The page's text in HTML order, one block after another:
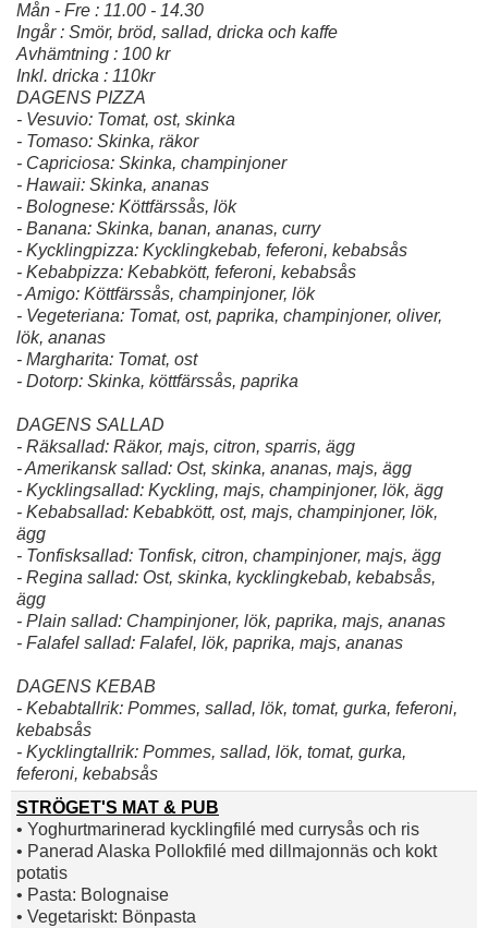
Mån - Fre : 11.00 - 14.30
Ingår : Smör, bröd, sallad, dricka och kaffe
Avhämtning : 100 kr
Inkl. dricka : 110kr
DAGENS PIZZA
- Vesuvio: Tomat, ost, skinka
- Tomaso: Skinka, räkor
- Capriciosa: Skinka, champinjoner
- Hawaii: Skinka, ananas
- Bolognese: Köttfärssås, lök
- Banana: Skinka, banan, ananas, curry
- Kycklingpizza: Kycklingkebab, feferoni, kebabsås
- Kebabpizza: Kebabkött, feferoni, kebabsås
- Amigo: Köttfärssås, champinjoner, lök
- Vegeteriana: Tomat, ost, paprika, champinjoner, oliver,
lök, ananas
- Margharita: Tomat, ost
- Dotorp: Skinka, köttfärssås, paprika
DAGENS SALLAD
- Räksallad: Räkor, majs, citron, sparris, ägg
- Amerikansk sallad: Ost, skinka, ananas, majs, ägg
- Kycklingsallad: Kyckling, majs, champinjoner, lök, ägg
- Kebabsallad: Kebabkött, ost, majs, champinjoner, lök,
ägg
- Tonfisksallad: Tonfisk, citron, champinjoner, majs, ägg
- Regina sallad: Ost, skinka, kycklingkebab, kebabsås,
ägg
- Plain sallad: Champinjoner, lök, paprika, majs, ananas
- Falafel sallad: Falafel, lök, paprika, majs, ananas
DAGENS KEBAB
- Kebabtallrik: Pommes, sallad, lök, tomat, gurka, feferoni,
kebabsås
- Kycklingtallrik: Pommes, sallad, lök, tomat, gurka,
feferoni, kebabsås
STRÖGET'S MAT & PUB
• Yoghurtmarinerad kycklingfilé med currysås och ris
• Panerad Alaska Pollokfilé med dillmajonnäs och kokt
potatis
• Pasta: Bolognaise
• Vegetariskt: Bönpasta